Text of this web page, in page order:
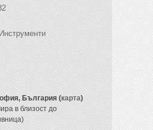
България (карта)
в близост до